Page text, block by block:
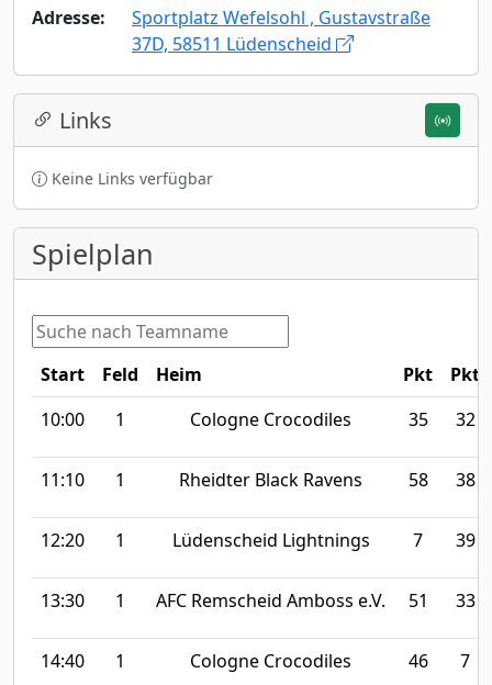
Adresse:
Sportplatz Wefelsohl , Gustavstraße
37D, 58511 Lüdenscheid
Links
Keine Links verfügbar
Spielplan
Start Feld Heim Pkt
Pkt
10:00
1 Cologne Crocodiles 35 32
11:10 1 Rheidter Black Ravens 58 38
12:20 1 Lüdenscheid Lightnings 7 39
13:30 1 AFC Remscheid Amboss e.V. 51 33
14:40 1 Cologne Crocodiles 46 7